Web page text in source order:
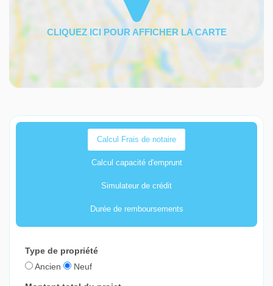
Calcul Frais de notaire
Calcul capacité d'emprunt
Simulateur de crédit
Durée de remboursements